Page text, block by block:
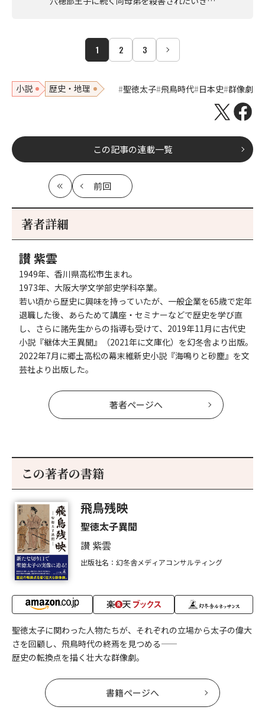
1 2 3
小説 歴史・地理 聖徳太子 飛鳥時代 日本史 群像劇
この記事の連載一覧
最
初
前回
記
著者詳細
讃 紫雲
1949年、香川県高松市生まれ。
1973年、大阪大学文学部史学科卒業。
若い頃から歴史に興味を持っていたが、一般企業を65歳で定年
退職した後、あらためて講座・セミナーなどで歴史を学び直
し、さらに諸先生からの指導も受けて、2019年11月に古代史
小説『継体大王異聞』（2021年に文庫化）を幻冬舎より出版。
2022年7月に郷土高松の幕末維新史小説『海鳴りと砂塵』を文
芸社より出版した。
著者ページへ
この著者の書籍
飛鳥残映
聖徳太子異聞
讃 紫雲
出版社名：幻冬舎メディアコンサルティング
聖徳太子に関わった人物たちが、それぞれの立場から太子の偉大
さを回顧し、飛鳥時代の終焉を見つめる――
歴史の転換点を描く壮大な群像劇。
書籍ページへ